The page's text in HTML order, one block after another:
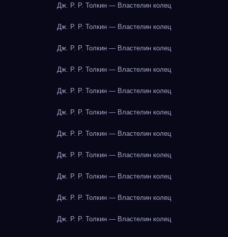
Дж. Р. Р. Толкин — Властелин колец
Дж. Р. Р. Толкин — Властелин колец
Дж. Р. Р. Толкин — Властелин колец
Дж. Р. Р. Толкин — Властелин колец
Дж. Р. Р. Толкин — Властелин колец
Дж. Р. Р. Толкин — Властелин колец
Дж. Р. Р. Толкин — Властелин колец
Дж. Р. Р. Толкин — Властелин колец
Дж. Р. Р. Толкин — Властелин колец
Дж. Р. Р. Толкин — Властелин колец
Дж. Р. Р. Толкин — Властелин колец